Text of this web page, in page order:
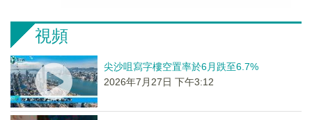
視頻
尖沙咀寫字樓空置率於6月跌至6.7%
2026年7月27日 下午3:12